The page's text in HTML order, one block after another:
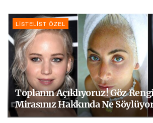
LISTELIST ÖZEL
Toplanın Açıklıyoruz! Göz
Mirasınız Hakkında Ne